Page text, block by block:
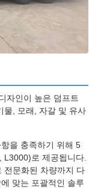
자인이 높은 덤프트
물, 모래, 자갈 및 유사
을 충족하기 위해 5
로 제공됩니다.
전문화된 차량까지 다
맞는 포괄적인 솔루